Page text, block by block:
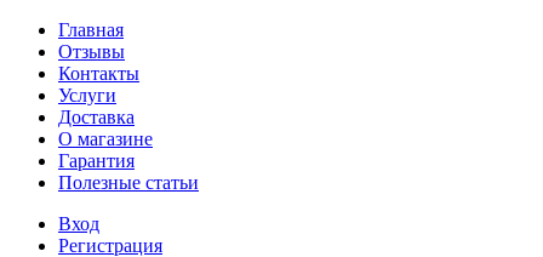
Главная
Отзывы
Контакты
Услуги
Доставка
О магазине
Гарантия
Полезные статьи
Вход
Регистрация